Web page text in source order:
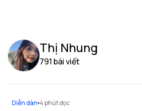
Thị Nhung
791 bài viết
Diễn đàn 4 phút đọc